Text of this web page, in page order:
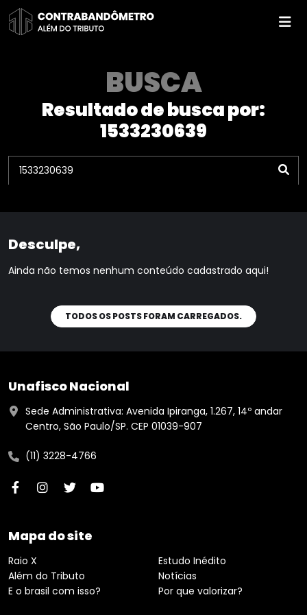
Pular
para
BUSCA
Resultado de busca por:
1533230639
Desculpe,
Ainda não temos nenhum conteúdo cadastrado aqui!
TODOS OS POSTS FORAM CARREGADOS.
Unafisco Nacional
Sede Administrativa: Avenida Ipiranga, 1.267, 14º andar
Centro, São Paulo/SP. CEP 01039-907
(11) 3228-4766
Mapa do site
Raio X
Além do Tributo
E o brasil com isso?
Estudo Inédito
Notícias
Por que valorizar?